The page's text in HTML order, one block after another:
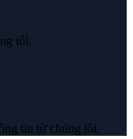
tôi.
tin từ chúng tôi.